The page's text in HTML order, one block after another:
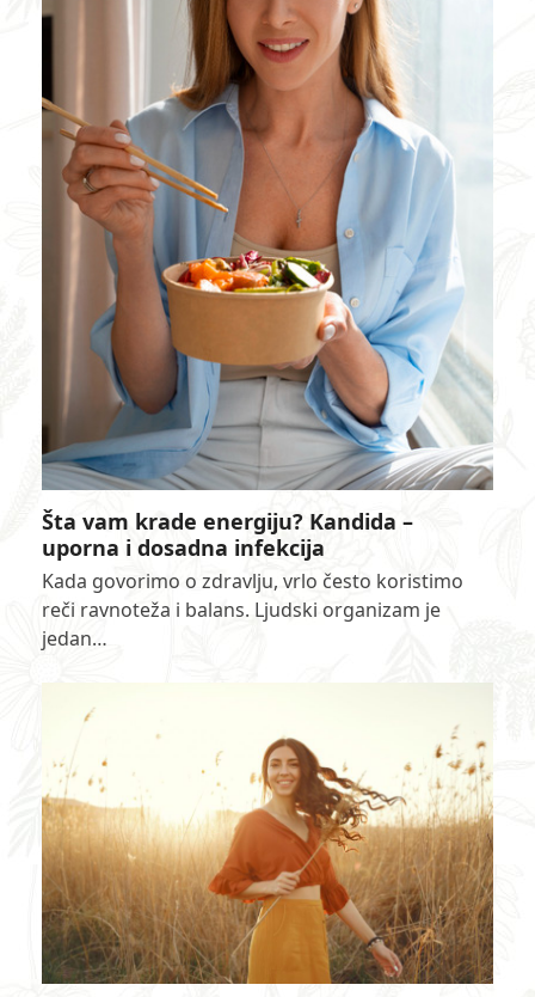
Šta vam krade energiju? Kandida –
uporna i dosadna infekcija
Kada govorimo o zdravlju, vrlo često koristimo
reči ravnoteža i balans. Ljudski organizam je
jedan…